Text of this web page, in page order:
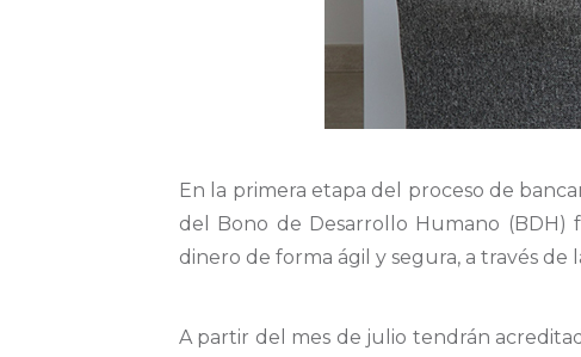
En la primera etapa del proceso de
del Bono de Desarrollo Humano (BDH)
dinero de forma ágil y segura, a través de
A partir del mes de julio tendrán